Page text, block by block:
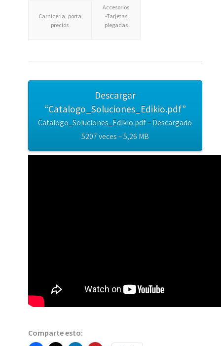
Carnicería_porta
precios
Accesorios
-Tarjetas
plegadas
Descargar
“Catalogo_Soluciones_Edikio.pdf”
Catalogo_Soluciones_Edikio.pdf – Descargado
5207 veces – 5,26 MB
Comparte esto: